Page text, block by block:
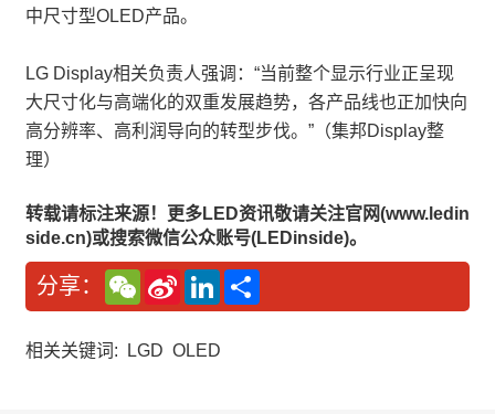
中尺寸型OLED产品。
LG Display相关负责人强调：“当前整个显示行业正呈现
大尺寸化与高端化的双重发展趋势，各产品线也正加快向
高分辨率、高利润导向的转型步伐。”（集邦Display整
理）
转载请标注来源！更多LED资讯敬请关注官网(www.ledin
side.cn)或搜索微信公众账号(LEDinside)。
分享：
W
e
C
a
S
n
W
L
n
相关关键词: LGD OLED